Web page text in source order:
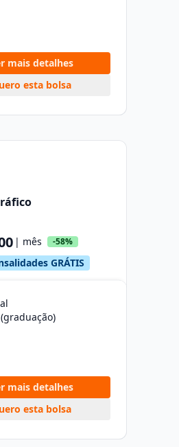
mais detalhes
esta bolsa
| mês -58%
GRÁTIS
mais detalhes
esta bolsa